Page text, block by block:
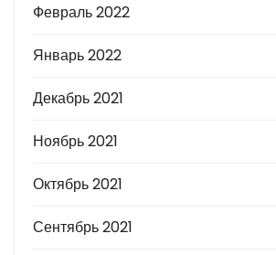
Февраль 2022
Январь 2022
Декабрь 2021
Ноябрь 2021
Октябрь 2021
Сентябрь 2021